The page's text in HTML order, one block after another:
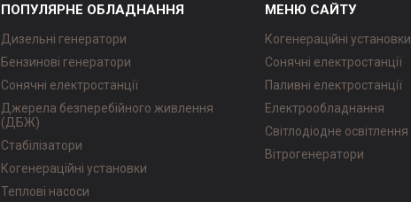
ПОПУЛЯРНЕ ОБЛАДНАННЯ
Дизельні генератори
Бензинові генератори
Сонячні електростанції
Джерела безперебійного живлення
(ДБЖ)
Стабілізатори
Когенераційні установки
Теплові насоси
МЕНЮ САЙТУ
Когенераційні установки
Сонячні електростанції
Паливні електростанції
Електрообладнання
Світлодіодне освітлення
Вітрогенератори